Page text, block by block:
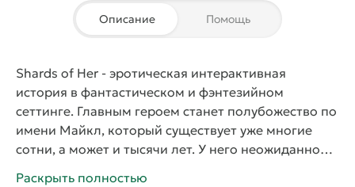
Описание Помощь
Shards of Her - эротическая интерактивная
история в фантастическом и фэнтезийном
сеттинге. Главным героем станет полубожество по
имени Майкл, который существует уже многие
сотни, а может и тысячи лет. У него неожиданно
Раскрыть полностью